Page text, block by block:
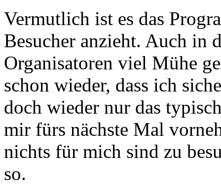
Vermutlich ist es das
Besucher anzieht. Auch in
Organisatoren viel Mühe
schon wieder, dass ich
doch wieder nur das
mir fürs nächste Mal
nichts für mich sind zu
so.